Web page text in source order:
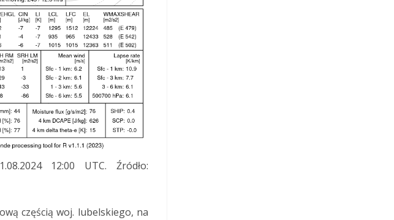
12:00 UTC. Źródło:
częścią woj. lubelskiego, na